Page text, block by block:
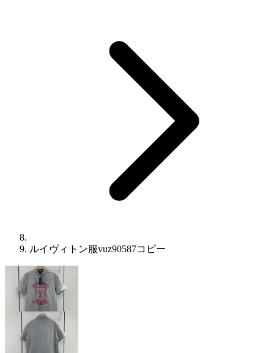
​ルイヴィトン服vuz90587コピー